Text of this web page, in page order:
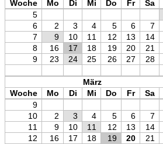
Woche
Mo Di Mi Do Fr Sa
5
6
2 3 4 5 6 7
7
9 10 11 12 13 14
8
16 17 18 19 20 21
9
23 24 25 26 27 28
März
Woche
Mo Di Mi Do Fr Sa
9
10
2 3 4 5 6 7
11
9 10 11 12 13 14
12
16 17 18 19 20 21